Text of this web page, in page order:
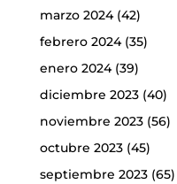
marzo 2024(42)
febrero 2024(35)
enero 2024(39)
diciembre 2023(40)
noviembre 2023(56)
octubre 2023(45)
septiembre 2023(65)